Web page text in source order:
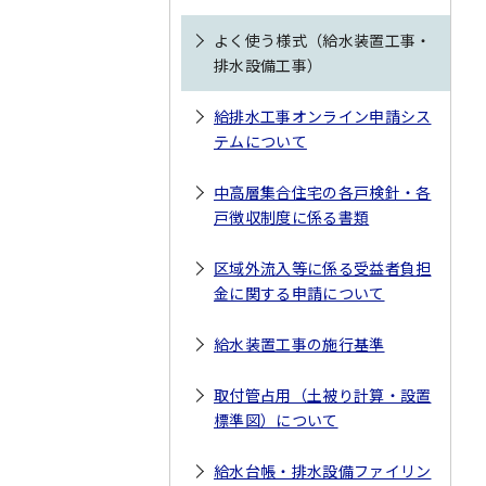
よく使う様式（給水装置工事・
排水設備工事）
給排水工事オンライン申請シス
テムについて
中高層集合住宅の各戸検針・各
戸徴収制度に係る書類
区域外流入等に係る受益者負担
金に関する申請について
給水装置工事の施行基準
取付管占用（土被り計算・設置
標準図）について
給水台帳・排水設備ファイリン